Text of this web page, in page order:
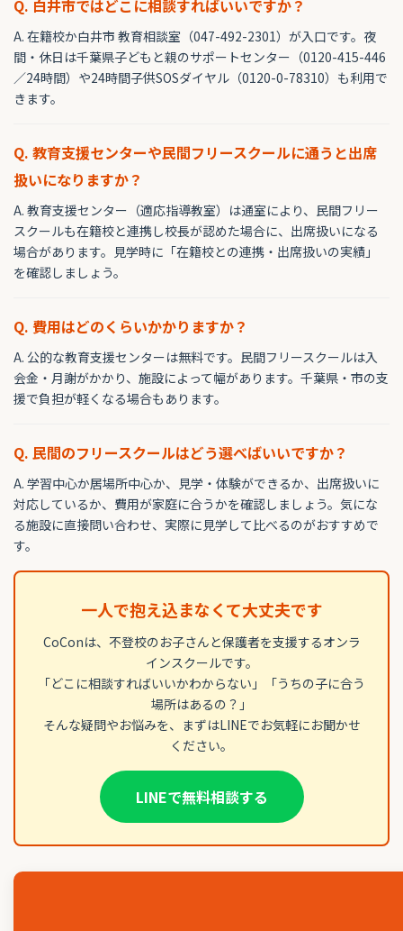
Q. 白井市ではどこに相談すればいいですか？
A. 在籍校か白井市 教育相談室（047-492-2301）が入口です。夜
間・休日は千葉県子どもと親のサポートセンター（0120-415-446
／24時間）や24時間子供SOSダイヤル（0120-0-78310）も利用で
きます。
Q. 教育支援センターや民間フリースクールに通うと出席
扱いになりますか？
A. 教育支援センター（適応指導教室）は通室により、民間フリー
スクールも在籍校と連携し校長が認めた場合に、出席扱いになる
場合があります。見学時に「在籍校との連携・出席扱いの実績」
を確認しましょう。
Q. 費用はどのくらいかかりますか？
A. 公的な教育支援センターは無料です。民間フリースクールは入
会金・月謝がかかり、施設によって幅があります。千葉県・市の支
援で負担が軽くなる場合もあります。
Q. 民間のフリースクールはどう選べばいいですか？
A. 学習中心か居場所中心か、見学・体験ができるか、出席扱いに
対応しているか、費用が家庭に合うかを確認しましょう。気にな
る施設に直接問い合わせ、実際に見学して比べるのがおすすめで
す。
一人で抱え込まなくて大丈夫です
CoConは、不登校のお子さんと保護者を支援するオンラ
インスクールです。
「どこに相談すればいいかわからない」「うちの子に合う
場所はあるの？」
そんな疑問やお悩みを、まずはLINEでお気軽にお聞かせ
ください。
LINEで無料相談する